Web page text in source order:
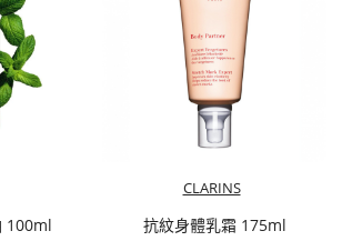
100ml
CLARINS
抗紋身體乳霜 175ml